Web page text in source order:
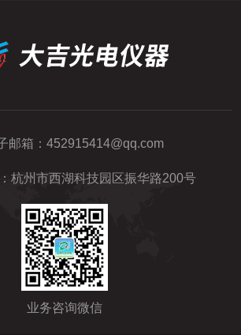
邮箱： 452915414@qq.com
杭州市西湖科技园区振华路200号
业务咨询微信